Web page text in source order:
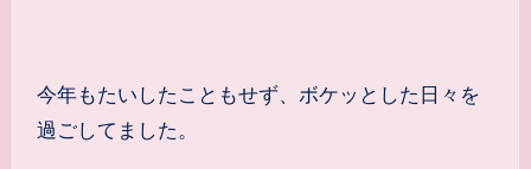
今年もたいしたこともせず、ボケッとした日々を
過ごしてました。